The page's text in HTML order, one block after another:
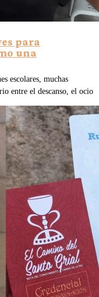
para
una
escolares, muchas
entre el descanso, el ocio